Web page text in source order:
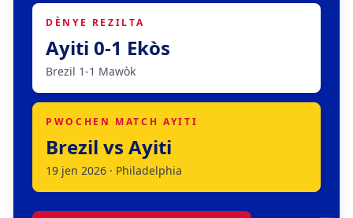
DÈNYE REZILTA
Ayiti 0-1 Ekòs
Brezil 1-1 Mawòk
PWOCHEN MATCH AYITI
Brezil vs Ayiti
19 jen 2026 · Philadelphia